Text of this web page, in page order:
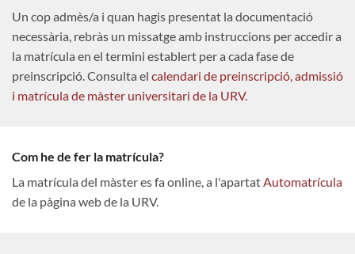
Un cop admès/a i quan hagis presentat la documentació
necessària, rebràs un missatge amb instruccions per accedir a
la matrícula en el termini establert per a cada fase de
preinscripció. Consulta el calendari de preinscripció, admissió
i matrícula de màster universitari de la URV.
Com he de fer la matrícula?
La matrícula del màster es fa online, a l'apartatAutomatrícula
de la pàgina web de la URV.